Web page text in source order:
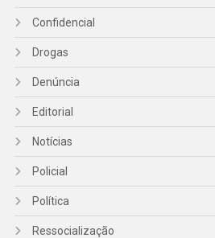
Confidencial
Drogas
Denúncia
Editorial
Notícias
Policial
Política
Ressocialização